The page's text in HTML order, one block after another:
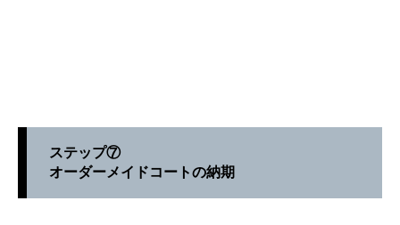
ステップ⑦
オーダーメイドコートの納期